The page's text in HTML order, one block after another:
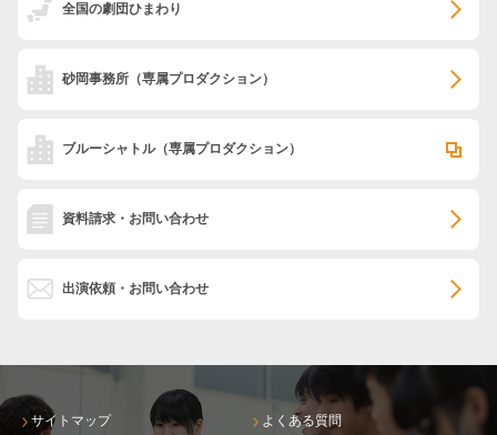
全国の劇団ひまわり
砂岡事務所 （専属プロダクション）
ブルーシャトル（専属プロダクション）
資料請求・お問い合わせ
出演依頼・お問い合わせ
サイトマップ
よくある質問